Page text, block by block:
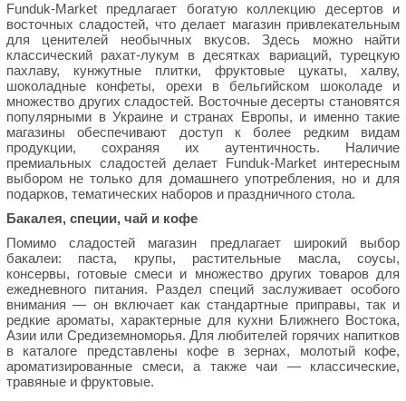
Funduk-Market предлагает богатую коллекцию десертов и
восточных сладостей, что делает магазин привлекательным
для ценителей необычных вкусов. Здесь можно найти
классический рахат-лукум в десятках вариаций, турецкую
пахлаву, кунжутные плитки, фруктовые цукаты, халву,
шоколадные конфеты, орехи в бельгийском шоколаде и
множество других сладостей. Восточные десерты становятся
популярными в Украине и странах Европы, и именно такие
магазины обеспечивают доступ к более редким видам
продукции, сохраняя их аутентичность. Наличие
премиальных сладостей делает Funduk-Market интересным
выбором не только для домашнего употребления, но и для
подарков, тематических наборов и праздничного стола.
Бакалея, специи, чай и кофе
Помимо сладостей магазин предлагает широкий выбор
бакалеи: паста, крупы, растительные масла, соусы,
консервы, готовые смеси и множество других товаров для
ежедневного питания. Раздел специй заслуживает особого
внимания — он включает как стандартные приправы, так и
редкие ароматы, характерные для кухни Ближнего Востока,
Азии или Средиземноморья. Для любителей горячих напитков
в каталоге представлены кофе в зернах, молотый кофе,
ароматизированные смеси, а также чаи — классические,
травяные и фруктовые.